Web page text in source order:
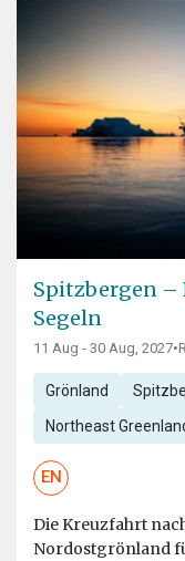
Spitzbergen –
Segeln
11 Aug - 30 Aug, 2027•
Grönland
Northeast
EN
Die Kreuzfahrt
Nordostgrönland